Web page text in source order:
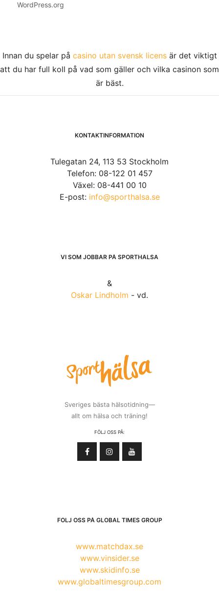
WordPress.org
Innan du spelar på casino utan svensk licensär det viktigt
att du har full koll på vad som gäller och vilka casinon som
är bäst.
KONTAKTINFORMATION
Tulegatan 24, 113 53 Stockholm
Telefon: 08-122 01 457
Växel: 08-441 00 10
E-post: info@sporthalsa.se
VI SOM JOBBAR PÅ SPORTHÄLSA
&
Oskar Lindholm - vd.
Sveriges bästa hälsotidning—
allt om hälsa och träning!
FÖLJ OSS PÅ:
FÖLJ OSS PÅ GLOBAL TIMES GROUP
www.matchdax.se
www.vinsider.se
www.skidinfo.se
www.globaltimesgroup.com